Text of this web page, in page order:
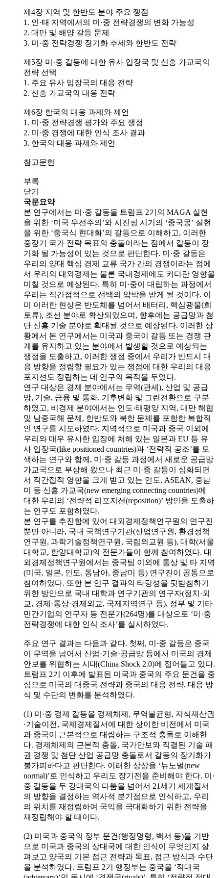
제4장 지역 및 한반도 분야 주요 쟁점
1. 인·태 지역에서의 미·중 전략경쟁의 변화 가능성
2. 대만 및 해양 갈등 문제
3. 미·중 전략경쟁 장기화 추세와 한반도 전략
제5장 미·중 갈등에 대한 유사 입장국 및 신흥 가교국의
전략 선택
1. 주요 유사 입장국의 대응 전략
2. 신흥 가교국의 대응 전략
제6장 한국의 대응 과제와 제언
1. 미·중 전략경쟁 평가와 주요 쟁점
2. 미·중 경쟁에 대한 인식 조사 결과
3. 한국의 대응 과제와 제언
참고문헌
부록
닫기
국문요약
본 연구에서는 미·중 갈등을 트럼프 2기의 MAGA 실현
을 위한 ‘미국 우선주의’와 시진핑 시기의 ‘중국몽’ 실현
을 위한 ‘중국식 현대화’의 갈등으로 이해하고, 이러한
중장기 국가 전략 목표의 충돌이라는 점에서 갈등이 장
기화 될 가능성이 있는 것으로 판단한다. 미·중 갈등은
우리의 양대 핵심 경제 교류 국가 간의 경쟁이라는 점에
서 우리의 대외경제는 물론 국내경제에도 커다란 영향을
미칠 것으로 예상된다. 특히 미·중이 대립하는 과정에서
우리는 직간접적으로 선택의 압박을 받게 될 것이다. 이
미 이러한 현상은 반도체를 넘어서 배터리, 핵심광물(희
토류), 조선 분야로 확산되었으며, 향후에는 공급망과 첨
단 신흥 기술 분야로 확대될 것으로 예상된다. 이러한 상
황에서 본 연구에서는 미국과 중국이 갈등 또는 경쟁 관
계를 유지하고 있는 분야에서 발생할 것으로 예상되는
쟁점을 도출하고, 이러한 쟁점 중에서 우리가 반드시 대
응 방향을 정립할 필요가 있는 쟁점에 대한 우리의 대응
포지션도 정립하는 데 연구의 목적을 두었다.
연구 대상은 경제 분야에서는 무역(관세), 산업 및 공급
망, 기술, 금융 및 통화, 기후변화 및 그린전환으로 구분
하였고, 비경제 분야에서는 인도·태평양 지역, 대만 해협
및 남중국해 문제, 한반도와 북한 문제를 포함한 복합적
인 연구를 시도하였다. 지역적으로 미국과 중국 이외에
우리와 매우 유사한 입장에 처해 있는 일본과 EU 등 유
사 입장국(like positioned countries)과 ‘전략적 공조’를 모
색하는 연구와 함께, 미·중 갈등 과정에서 새로운 공급망
가교국으로 부상해 왔으나 최근 미·중 갈등이 심화되면
서 직간접적 영향을 크게 받고 있는 인도, ASEAN, 중남
미 등 신흥 가교국(new emerging connecting countries)에
대한 우리의 ‘전략적 리포지션(reposition)’ 방안을 도출하
는 연구도 포함하였다.
본 연구를 추진함에 있어 대외경제정책연구원의 연구진
뿐만 아니라, 국내 국책연구기관(산업연구원, 환경정책
연구원, 과학기술정책연구원, 국립외교원 등), 대학(서울
대학교, 한양대학교)의 전문가들이 함께 참여하였다. 대
외경제정책연구원에서는 중국팀 이외에 통상 및 타 지역
(미국, 일본, 인도, 동남아, 중남미 등) 연구진이 공동으로
참여하였다. 또한 본 연구 결과의 타당성을 뒷받침하기
위한 방안으로 국내 대학과 연구기관의 연구자(정치·외
교, 경제·통상·경제외교, 국제지역연구 등), 정부 및 기타
민간기업의 연구자 등 전문가(264명)를 대상으로 ‘미·중
전략경쟁에 대한 인식 조사’를 실시하였다.
주요 연구 결과는 다음과 같다. 첫째, 미·중 갈등은 중국
이 무역을 넘어서 산업·기술·공급망 등에서 미국의 경제
안보를 위협하는 시대(China Shock 2.0)에 접어들고 있다.
트럼프 2기 이후에 발표된 미국과 중국의 주요 문건을 중
심으로 미국의 대중국 전략과 중국의 대응 전략, 대응 방
식 및 수단의 변화를 분석하였다.
(1) 미·중 경제 갈등을 경제체제, 무역불균형, 지식재산권
·기술이전, 국제경제질서에 대한 상이한 비전에서 미국
과 중국이 근본적으로 대립하는 구조적 충돌로 이해한
다. 경제체제의 근본적 충돌, 국가안보와 직결된 기술 패
권 경쟁 및 첨단 산업 공급망 충돌로서 갈등의 장기화가
불가피하다고 판단한다. 이러한 상상을 ‘뉴노멀(new
normal)’로 인식하고 우리도 장기전을 준비해야 한다. 미·
중 갈등을 두 강대국의 다툼을 넘어서 21세기 세계질서
의 방향을 결정하는 역사적 분기점으로 인식하고, 우리
의 위치를 재정립하여 국익을 극대화하기 위한 전략을
재정립해야 할 때이다.
(2) 미국과 중국의 정부 문건(행정명령, 백서 등)을 기반
으로 미국과 중국의 상대국에 대한 인식이 무엇인지 살
펴보고 양국의 기본 접근 전략과 목표, 접근 방식과 수단
을 분석하였다. 트럼프 2기 행정부는 중국을 ‘적대국